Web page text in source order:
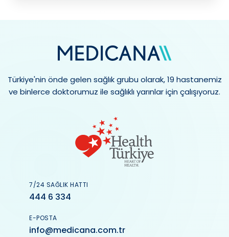
Türkiye'nin önde gelen sağlık grubu olarak, 19 hastanemiz
ve binlerce doktorumuz ile sağlıklı yarınlar için çalışıyoruz.
7/24 SAĞLIK HATTI
444 6 334
E-POSTA
info@medicana.com.tr